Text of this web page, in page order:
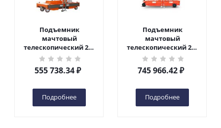
Подъемник
мачтовый
телескопический 200
кг 6 м TOR GTWY6-200S
DC 2-мачтовый
(автономный) (G) в
555 738.34₽
Подробнее
Подъемник
мачтовый
телескопический 200
кг 10 м TOR GTWY10-
200S DC 2-мачтовый
(автономный) (N) в
745 966.42₽
Подробнее